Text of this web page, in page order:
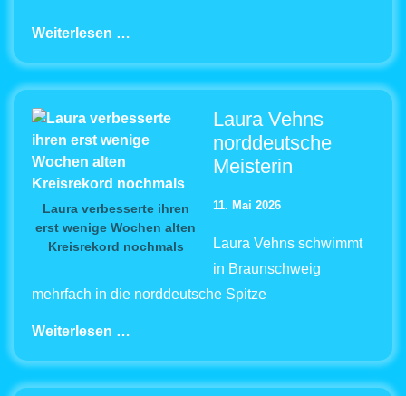
Weiterlesen …
Laura verbesserte ihren
erst wenige Wochen alten
Kreisrekord nochmals
Laura Vehns
norddeutsche
Meisterin
11. Mai 2026
Laura Vehns schwimmt
in Braunschweig
mehrfach in die norddeutsche Spitze
Weiterlesen …